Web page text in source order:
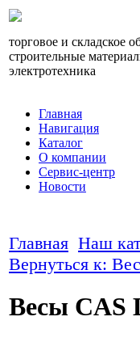
торговое и складское
строительные
электротехника
Главная
Навигация
Каталог
О компании
Сервис-центр
Новости
Главная Наш
Вернуться к:
Весы CAS